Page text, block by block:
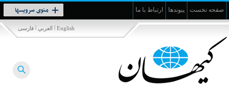
صفحه نخست پیوندها ارتباط با ما منوی سرویسها
Toggle
navigation
فارسی | العربي | English